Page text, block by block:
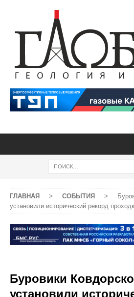
ГЛАВНАЯ > СОБЫТИЯ >
установили исторический рекорд
Буровики
установили